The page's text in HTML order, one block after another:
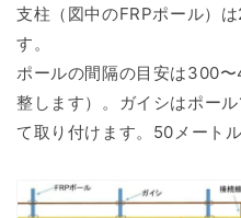
支柱（図中のFRPポール）
す。
ポールの間隔の目安は300
整します）。ガイシはポー
て取り付けます。50メート